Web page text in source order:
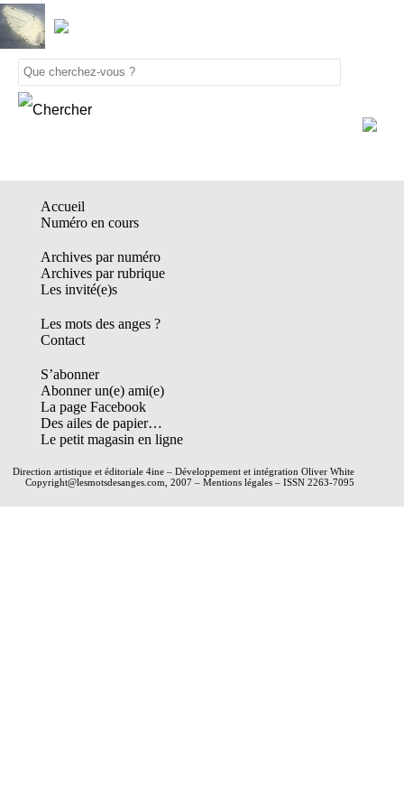
Accueil
Numéro en cours
Archives par numéro
Archives par rubrique
Les invité(e)s
Les mots des anges ?
Contact
S’abonner
Abonner un(e) ami(e)
La page Facebook
Des ailes de papier…
Le petit magasin en ligne
Direction artistique et éditoriale 4ine – Développement et intégration Oliver White
Copyright@lesmotsdesanges.com, 2007 – Mentions légales – ISSN 2263-7095